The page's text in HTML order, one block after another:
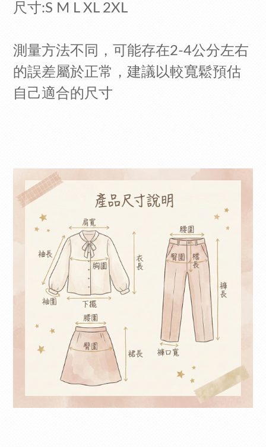
尺寸:S M L XL 2XL
測量方法不同，可能存在2-4公分左右
的誤差屬於正常，建議以較寬鬆預估
自己適合的尺寸